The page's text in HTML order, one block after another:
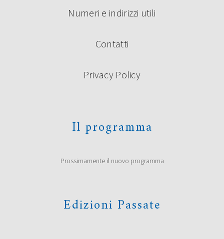
Numeri e indirizzi utili
Contatti
Privacy Policy
Il programma
Prossimamente il nuovo programma
Edizioni Passate